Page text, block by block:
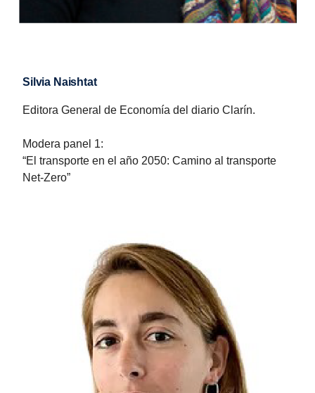
Silvia Naishtat
Editora General de Economía del diario Clarín.
Modera panel 1:
“El transporte en el año 2050: Camino al transporte
Net-Zero”